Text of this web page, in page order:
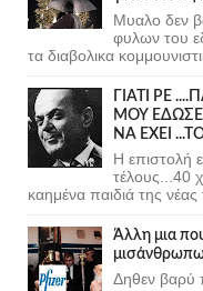
Μυαλο δεν
φυλων του
τα διαβολικα
ΓΙΑΤΙ ΡΕ
ΜΟΥ
ΝΑ ΕΧΕΙ
Η επιστολή
τέλους...40
καημένα παιδιά της νέας
Άλλη μια
Δηθεν βαρύ